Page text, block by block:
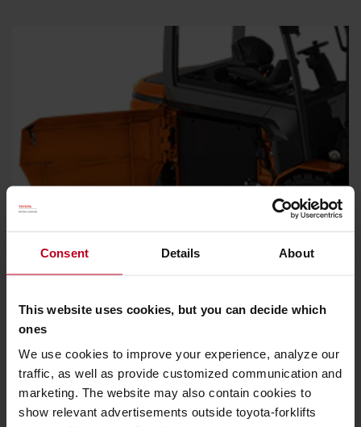
Consent Details About
This website uses cookies, but you can decide which
ones
We use cookies to improve your experience, analyze our
traffic, as well as provide customized communication and
marketing. The website may also contain cookies to
show relevant advertisements outside toyota-forklifts
Chariot productif
Le châssis à fond ouvert permet de permutter rapidement
la batterie. Le moteur et les cartes éléctroniques sont
facilement accessibles, sans outils.